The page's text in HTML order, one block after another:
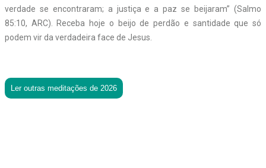
verdade se encontraram; a justiça e a paz se beijaram” (Salmo
85:10, ARC). Receba hoje o beijo de perdão e santidade que só
podem vir da verdadeira face de Jesus.
Ler outras meditações de 2026